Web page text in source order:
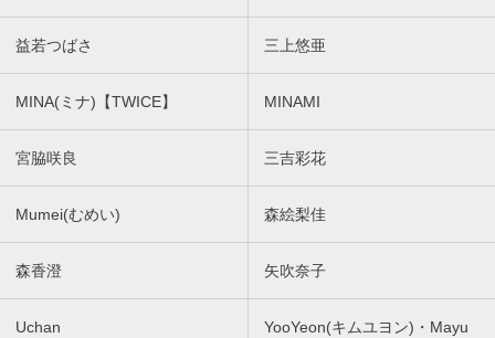
益若つばさ 三上悠亜
MINA(ミナ)【TWICE】 MINAMI
宮脇咲良 三吉彩花
Mumei(むめい) 森絵梨佳
森香澄 矢吹奈子
Uchan
YooYeon(キムユヨン)・Mayu